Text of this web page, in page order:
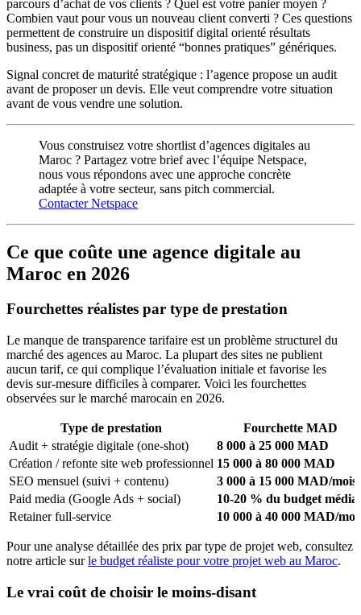
parcours d’achat de vos clients ? Quel est votre panier moyen ?
Combien vaut pour vous un nouveau client converti ? Ces questions
permettent de construire un dispositif digital orienté résultats
business, pas un dispositif orienté “bonnes pratiques” génériques.
Signal concret de maturité stratégique : l’agence propose un audit
avant de proposer un devis. Elle veut comprendre votre situation
avant de vous vendre une solution.
Vous construisez votre shortlist d’agences digitales au
Maroc ? Partagez votre brief avec l’équipe Netspace,
nous vous répondons avec une approche concrète
adaptée à votre secteur, sans pitch commercial.
Contacter Netspace
Ce que coûte une agence digitale au
Maroc en 2026
Fourchettes réalistes par type de prestation
Le manque de transparence tarifaire est un problème structurel du
marché des agences au Maroc. La plupart des sites ne publient
aucun tarif, ce qui complique l’évaluation initiale et favorise les
devis sur-mesure difficiles à comparer. Voici les fourchettes
observées sur le marché marocain en 2026.
Type de prestation
Fourchette MAD
Audit + stratégie digitale (one-shot)
8 000 à 25 000 MAD
Création / refonte site web professionnel 15 000 à 80 000 MAD
SEO mensuel (suivi + contenu)
3 000 à 15 000 MAD/mois
Paid media (Google Ads + social)
10-20 % du budget
Retainer full-service
10 000 à 40 000 MAD/
Pour une analyse détaillée des prix par type de projet web, consultez
notre article surle budget réaliste pour votre projet web au Maroc.
Le vrai coût de choisir le moins-disant